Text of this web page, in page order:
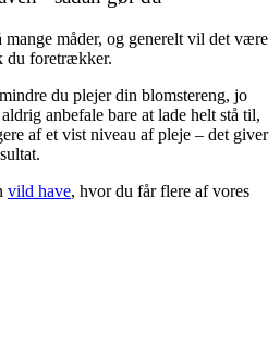
mange måder, og generelt vil det være
du foretrækker.
du plejer din blomstereng, jo
anbefale bare at lade helt stå til,
af et vist niveau af pleje – det giver
vild have, hvor du får flere af vores